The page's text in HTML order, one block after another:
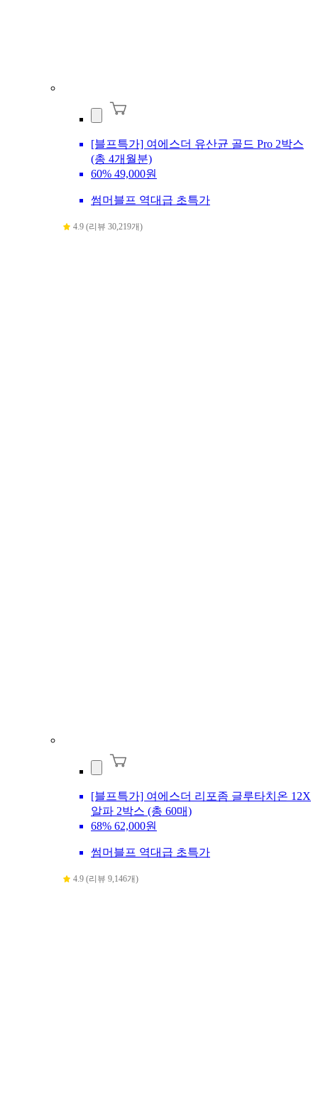
[블프특가] 여에스더 유산균 골드 Pro 2박스
(총 4개월분)
60% 49,000원
썸머블프 역대급 초특가
4.9 (리뷰 30,219개)
[블프특가] 여에스더 리포좀 글루타치온 12X
알파 2박스 (총 60매)
68% 62,000원
썸머블프 역대급 초특가
4.9 (리뷰 9,146개)